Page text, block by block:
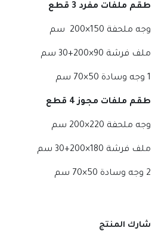
طقم ملفات مفرد 3 قطع
وجه ملحفة 150×200 سم
ملف فرشة 90×200+30 سم
1 وجه وسادة 50×70 سم
طقم ملفات مجوز 4 قطع
وجه ملحفة 220×200 سم
ملف فرشة 180×200+30 سم
2 وجه وسادة 50×70 سم
شارك المنتج